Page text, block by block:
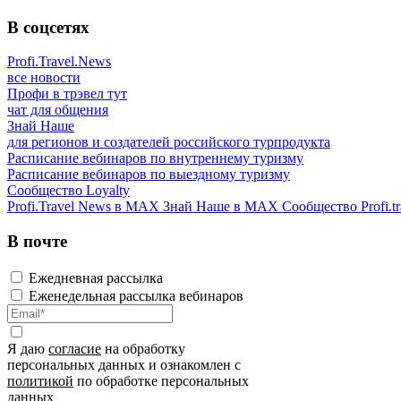
В соцсетях
Profi.Travel.News
все новости
Профи в трэвел тут
чат для общения
Знай Наше
для регионов и создателей российского турпродукта
Расписание вебинаров по внутреннему туризму
Расписание вебинаров по выездному туризму
Сообщество Loyalty
Profi.Travel News в MAX Знай Наше в MAX Сообщество
В почте
Ежедневная рассылка
Еженедельная рассылка вебинаров
Я даю согласие на обработку
персональных данных и ознакомлен с
политикой по обработке персональных
данных